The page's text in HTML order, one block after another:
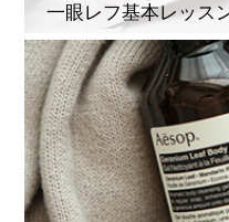
一眼レフ基本レッス